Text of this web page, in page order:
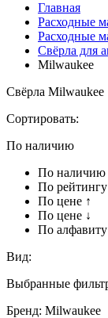
Главная
Расходные
Расходные
Свёрла для
Milwaukee
Свёрла Milwaukee
Сортировать:
По наличию
По наличию
По рейтингу
По цене ↑
По цене ↓
По алфавиту
Вид:
Выбранные
Бренд: Milwaukee